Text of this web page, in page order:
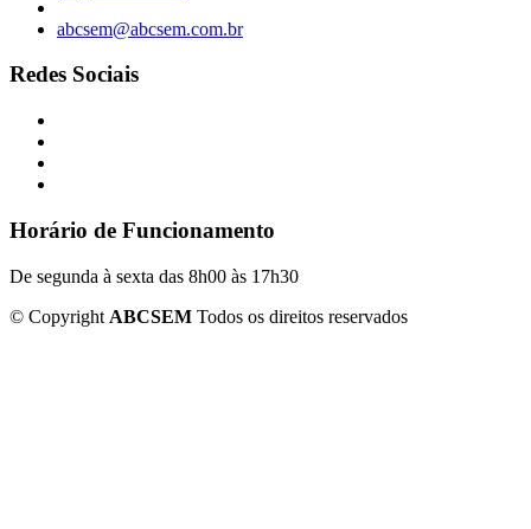
abcsem@abcsem.com.br
Redes Sociais
Horário de Funcionamento
De segunda à sexta das 8h00 às 17h30
© Copyright ABCSEM Todos os direitos reservados